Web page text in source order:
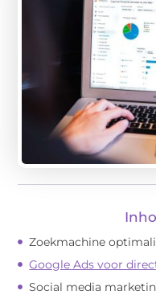
Zoekmachine
Google Ads voor
Social media